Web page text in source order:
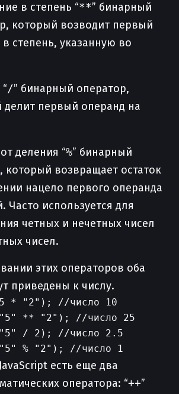
в степень “**” бинарный
который возводит первый
степень, указанную во
/” бинарный оператор,
делит первый операнд на
деления “%” бинарный
который возвращает остаток
нацело первого операнда
Часто используется для
четных и нечетных чисел
чисел.
этих операторов оба
приведены к числу.
* "2"); //число 10
** "2"); //число 25
/ 2); //число 2.5
есть еще два
оператора: “++”